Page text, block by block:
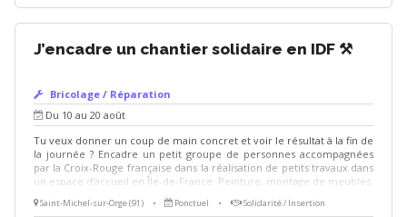
J’encadre un chantier solidaire en IDF ⚒️
Bricolage / Réparation
Du 10 au 20 août
Tu veux donner un coup de main concret et voir le résultat à la fin de
la journée ? Encadre un petit groupe de personnes accompagnées
par la Croix-Rouge française dans la réalisation de petits travaux dans
un espace d'accueil en Île-de-France. Peinture, montage de meubles,
déco, personnalisation des espaces, le temps d'une ou deux
journées. Un bon niveau en bricolage est recommandé, c'est toi
Saint-Michel-sur-Orge (91) • Ponctuel • Solidarité / Insertion